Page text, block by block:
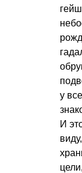
у
И